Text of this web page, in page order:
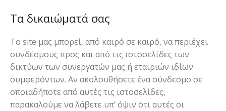
Τα δικαιώματά σας
Το site μας μπορεί, από καιρό σε καιρό, να περιέχει
συνδέσμους προς και από τις ιστοσελίδες των
δικτύων των συνεργατών μας ή εταιριών ιδίων
συμφερόντων. Αν ακολουθήσετε ένα σύνδεσμο σε
οποιαδήποτε από αυτές τις ιστοσελίδες,
παρακαλούμε να λάβετε υπ’ όψιν ότι αυτές οι